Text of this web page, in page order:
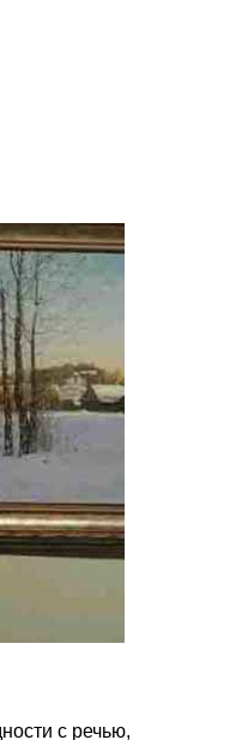
с речью,